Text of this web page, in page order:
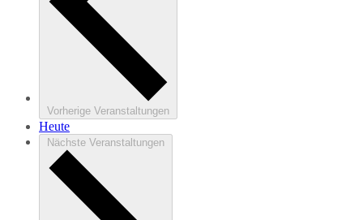
Vorherige Veranstaltungen
Heute
Nächste Veranstaltungen